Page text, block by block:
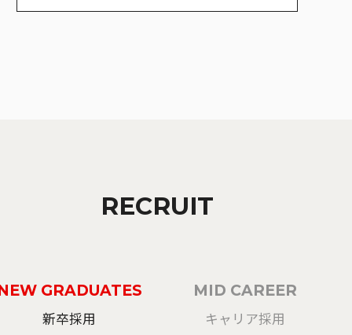
RECRUIT
GRADUATES
新卒採用
MID CAREER
キャリア採用